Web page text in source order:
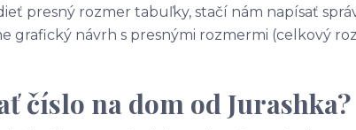
presný rozmer tabuľky, stačí nám napísať
grafický návrh s presnými rozmermi (celkový
číslo na dom od Jurashka?